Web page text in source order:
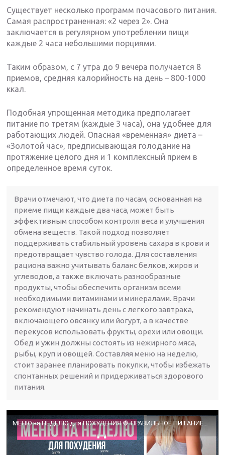
Существует несколько программ почасового питания.
Самая распространенная: «2 через 2». Она
заключается в регулярном употреблении пищи
каждые 2 часа небольшими порциями.
Таким образом, с 7 утра до 9 вечера получается 8
приемов, средняя калорийность на день – 800-1000
ккал.
Подобная упрощенная методика предполагает
питание по третям (каждые 3 часа), она удобнее для
работающих людей. Опасная «временная» диета –
«Золотой час», предписывающая голодание на
протяжение целого дня и 1 комплексный прием в
определенное время суток.
Врачи отмечают, что диета по часам, основанная на
приеме пищи каждые два часа, может быть
эффективным способом контроля веса и улучшения
обмена веществ. Такой подход позволяет
поддерживать стабильный уровень сахара в крови и
предотвращает чувство голода. Для составления
рациона важно учитывать баланс белков, жиров и
углеводов, а также включать разнообразные
продукты, чтобы обеспечить организм всеми
необходимыми витаминами и минералами. Врачи
рекомендуют начинать день с легкого завтрака,
включающего овсянку или йогурт, а в качестве
перекусов использовать фрукты, орехи или овощи.
Обед и ужин должны состоять из нежирного мяса,
рыбы, круп и овощей. Составляя меню на неделю,
стоит заранее планировать покупки, чтобы избежать
спонтанных решений и придерживаться здорового
питания.